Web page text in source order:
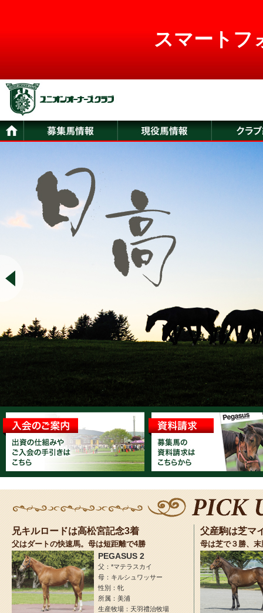
スマートフ
兄キルロードは高松宮記念3着
父はダートの快速馬。母は短距離で4勝
PEGASUS 2
父：*マテラスカイ
母：キルシュワッサー
性別：牝
所属：美浦
生産牧場：天羽禮治牧場
父産駒は芝マ
母は芝で３勝、